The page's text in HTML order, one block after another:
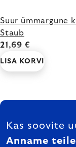
Suur ümmargune
Staub
21,69 €
LISA KORVI
FOOTER
Kas soovite
Anname